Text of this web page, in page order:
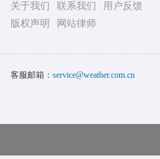
关于我们 联系我们
用户反馈
版权声明
网站律师
客服邮箱： service@weather.com.cn